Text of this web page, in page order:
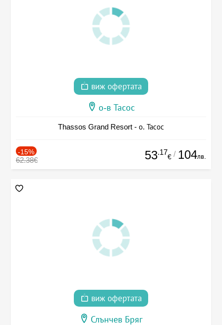
виж офертата
о-в Тасос
Thassos Grand Resort - о. Тасос
-15%
62.38€ 53.17
€ / 104лв.
виж офертата
Слънчев Бряг